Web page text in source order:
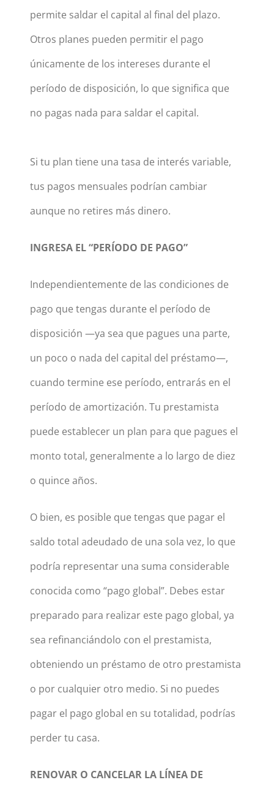
permite saldar el capital al final del plazo.
Otros planes pueden permitir el pago
únicamente de los intereses durante el
período de disposición, lo que significa que
no pagas nada para saldar el capital.
Si tu plan tiene una tasa de interés variable,
tus pagos mensuales podrían cambiar
aunque no retires más dinero.
INGRESA EL “PERÍODO DE PAGO”
Independientemente de las condiciones de
pago que tengas durante el período de
disposición —ya sea que pagues una parte,
un poco o nada del capital del préstamo—,
cuando termine ese período, entrarás en el
período de amortización. Tu prestamista
puede establecer un plan para que pagues el
monto total, generalmente a lo largo de diez
o quince años.
O bien, es posible que tengas que pagar el
saldo total adeudado de una sola vez, lo que
podría representar una suma considerable
conocida como “pago global”. Debes estar
preparado para realizar este pago global, ya
sea refinanciándolo con el prestamista,
obteniendo un préstamo de otro prestamista
o por cualquier otro medio. Si no puedes
pagar el pago global en su totalidad, podrías
perder tu casa.
RENOVAR O CANCELAR LA LÍNEA DE